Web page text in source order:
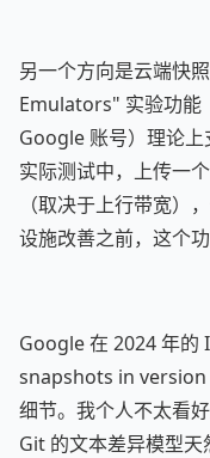
另一个方向是云端快
Emulators" 实验功能
Google 账号）理论上
实际测试中，上传一
（取决于上行带宽）
设施改善之前，这个
Google 在 2024 年
snapshots in
细节。我个人不太看
Git 的文本差异模型天